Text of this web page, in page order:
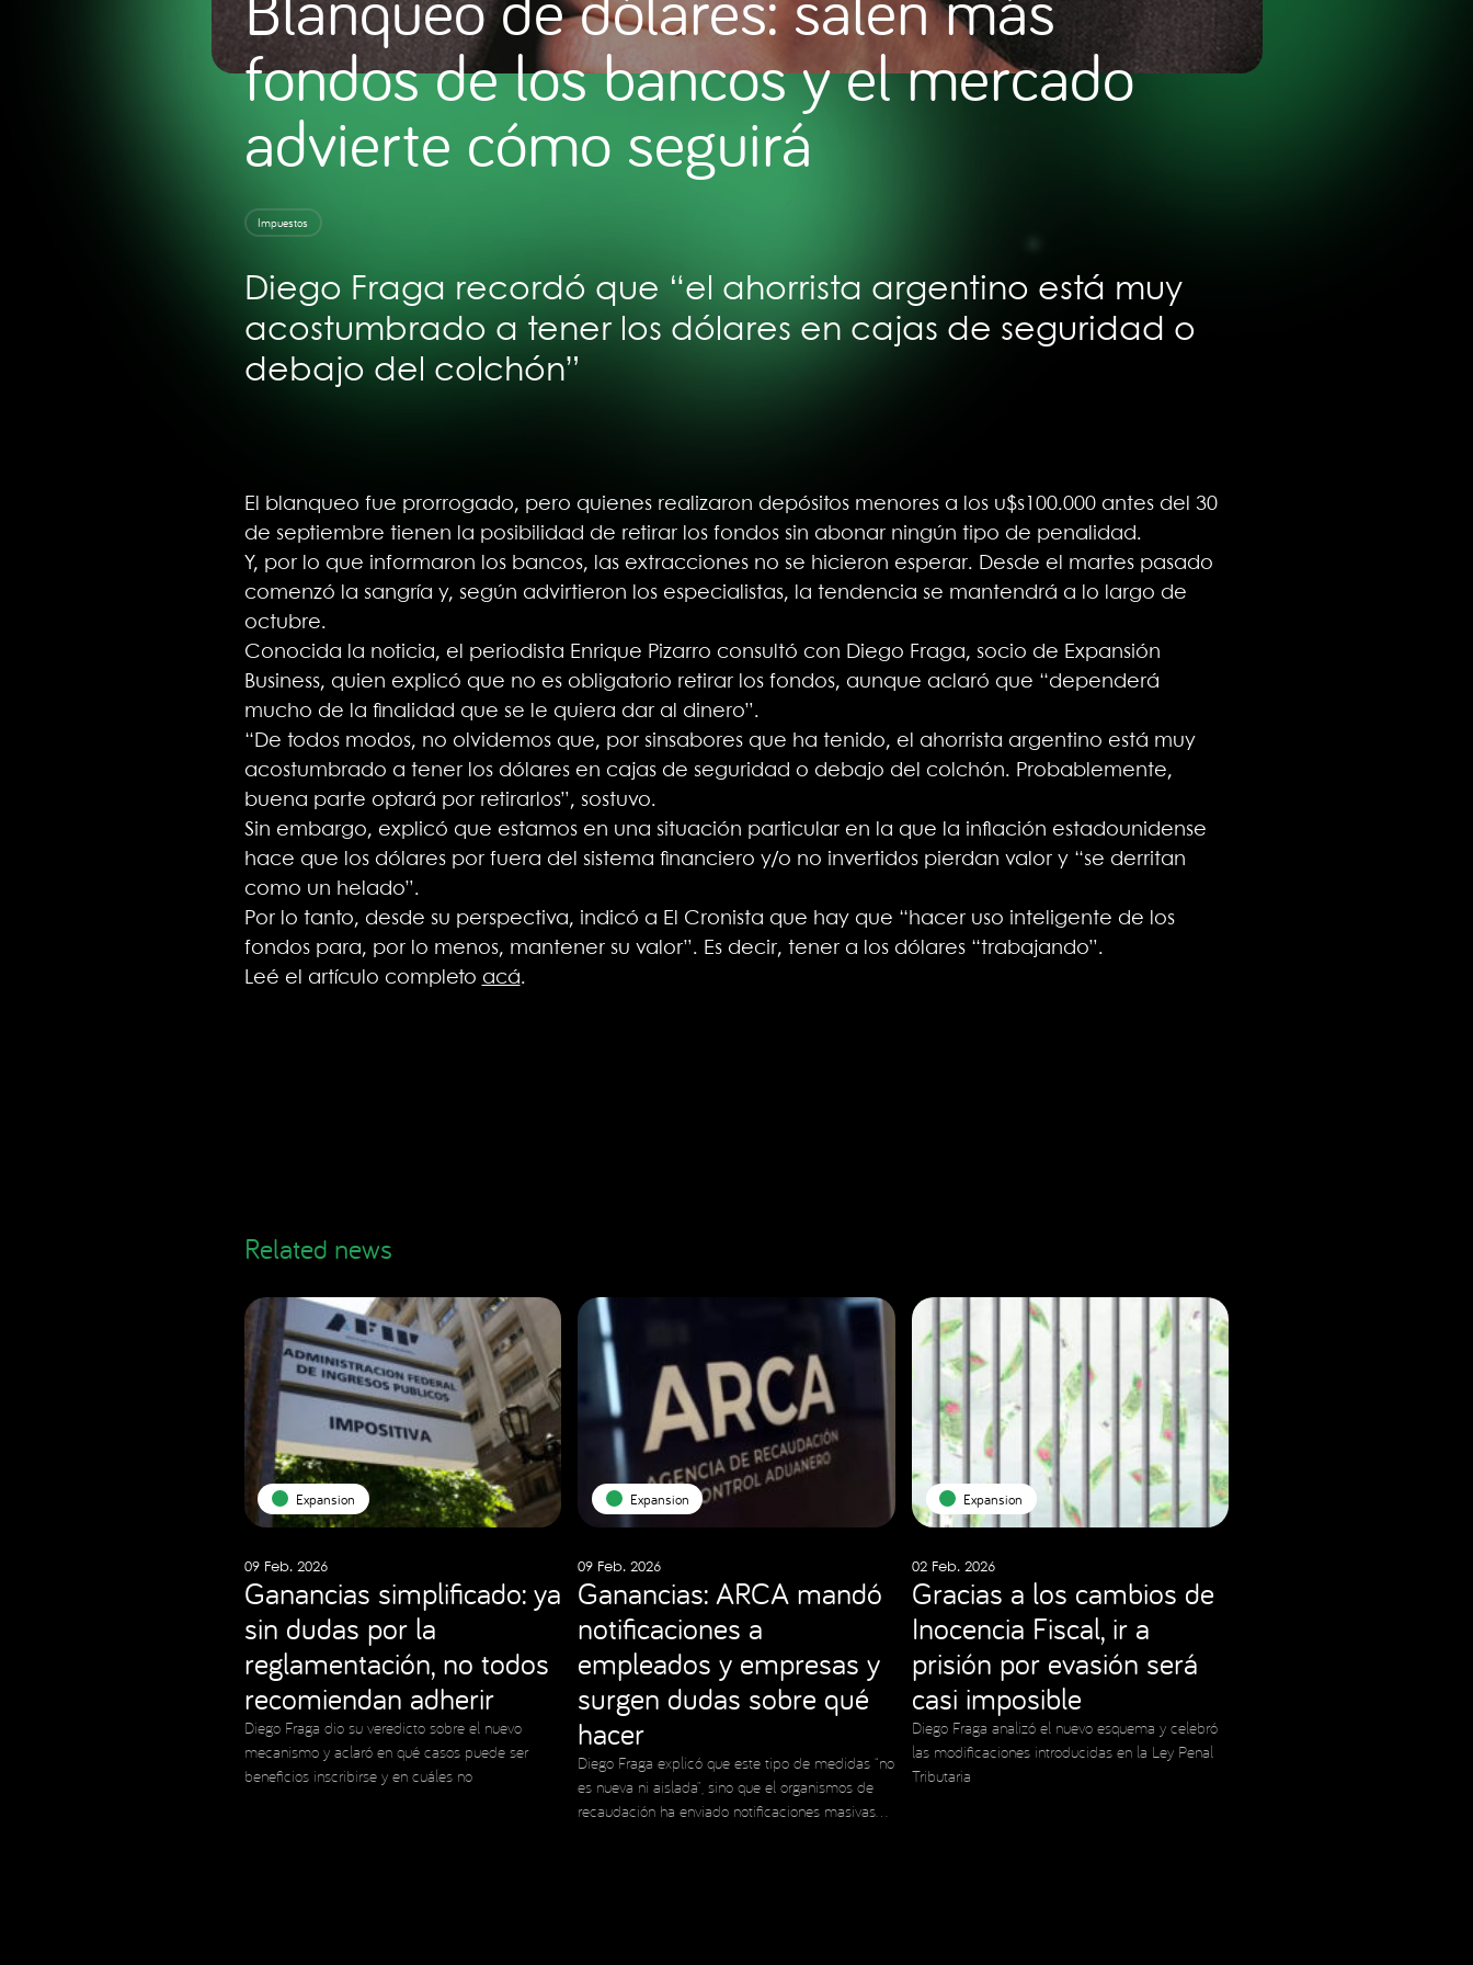
fondos de los bancos y el mercado
advierte cómo seguirá
Impuestos
Diego Fraga recordó que “el ahorrista argentino está muy
acostumbrado a tener los dólares en cajas de seguridad o
debajo del colchón”
El blanqueo fue prorrogado, pero quienes realizaron depósitos menores a los u$s100.000 antes del 30
de septiembre tienen la posibilidad de retirar los fondos sin abonar ningún tipo de penalidad.
Y, por lo que informaron los bancos, las extracciones no se hicieron esperar. Desde el martes pasado
comenzó la sangría y, según advirtieron los especialistas, la tendencia se mantendrá a lo largo de
octubre.
Conocida la noticia, el periodista Enrique Pizarro consultó con Diego Fraga, socio de Expansión
Business, quien explicó que no es obligatorio retirar los fondos, aunque aclaró que “dependerá
mucho de la finalidad que se le quiera dar al dinero”.
“De todos modos, no olvidemos que, por sinsabores que ha tenido, el ahorrista argentino está muy
acostumbrado a tener los dólares en cajas de seguridad o debajo del colchón. Probablemente,
buena parte optará por retirarlos”, sostuvo.
Sin embargo, explicó que estamos en una situación particular en la que la inflación estadounidense
hace que los dólares por fuera del sistema financiero y/o no invertidos pierdan valor y “se derritan
como un helado”.
Por lo tanto, desde su perspectiva, indicó a El Cronista que hay que “hacer uso inteligente de los
fondos para, por lo menos, mantener su valor”. Es decir, tener a los dólares “trabajando”.
Leé el artículo completo acá.
Related news
Expansion
09 Feb. 2026
Ganancias simplificado: ya
sin dudas por la
reglamentación, no todos
recomiendan adherir
Diego Fraga dio su veredicto sobre el nuevo
mecanismo y aclaró en qué casos puede ser
beneficios inscribirse y en cuáles no
Expansion
09 Feb. 2026
Ganancias: ARCA mandó
notificaciones a
empleados y empresas y
surgen dudas sobre qué
hacer
Diego Fraga explicó que este tipo de medidas “no
es nueva ni aislada”, sino que el organismos de
recaudación ha enviado notificaciones masivas
Expansion
02 Feb. 2026
Gracias a los cambios de
Inocencia Fiscal, ir a
prisión por evasión será
casi imposible
Diego Fraga analizó el nuevo esquema y celebró
las modificaciones introducidas en la Ley Penal
Tributaria